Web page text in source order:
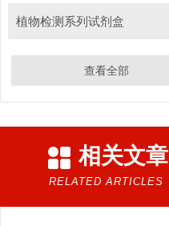
植物检测系列试剂盒
查看全部
相关文章
RELATED ARTICLES